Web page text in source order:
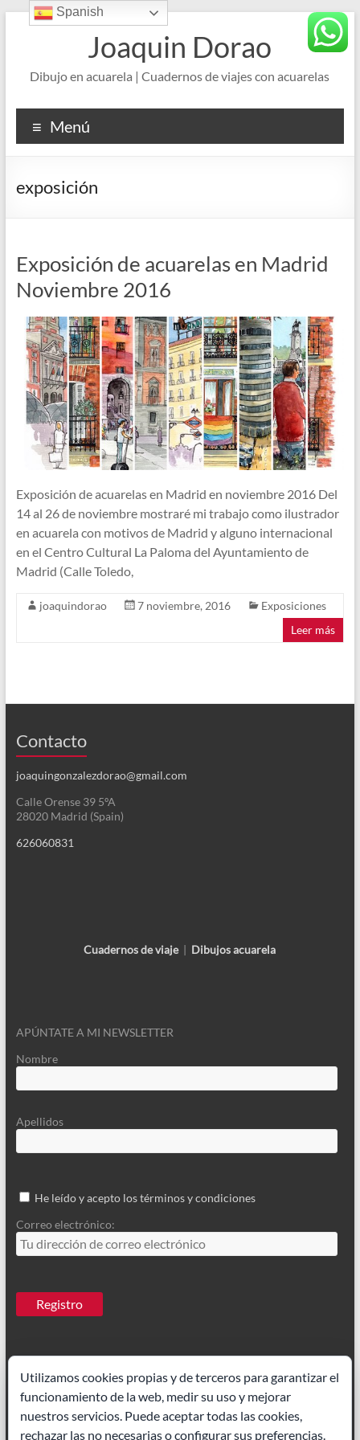
Saltar
Joaquin Dorao
Dibujo en acuarela | Cuadernos de viajes con acuarelas
Menú
exposición
Exposición de acuarelas en Madrid
Noviembre 2016
Exposición de acuarelas en Madrid en noviembre 2016 Del
14 al 26 de noviembre mostraré mi trabajo como ilustrador
en acuarela con motivos de Madrid y alguno internacional
en el Centro Cultural La Paloma del Ayuntamiento de
Madrid (Calle Toledo,
joaquindorao 7 noviembre, 2016
Exposiciones
Leer más
Contacto
joaquingonzalezdorao@gmail.com
Calle Orense 39 5ºA
28020 Madrid (Spain)
626060831
Cuadernos de viaje| Dibujos acuarela
APÚNTATE A MI NEWSLETTER
Nombre
Apellidos
He leído y acepto los términos y condiciones
Correo electrónico:
Ilustrador Madrid|Paisajes acuarela
Spanish
Utilizamos cookies propias y de terceros para garantizar el
funcionamiento de la web, medir su uso y mejorar
nuestros servicios. Puede aceptar todas las cookies,
rechazar las no necesarias o configurar sus preferencias.